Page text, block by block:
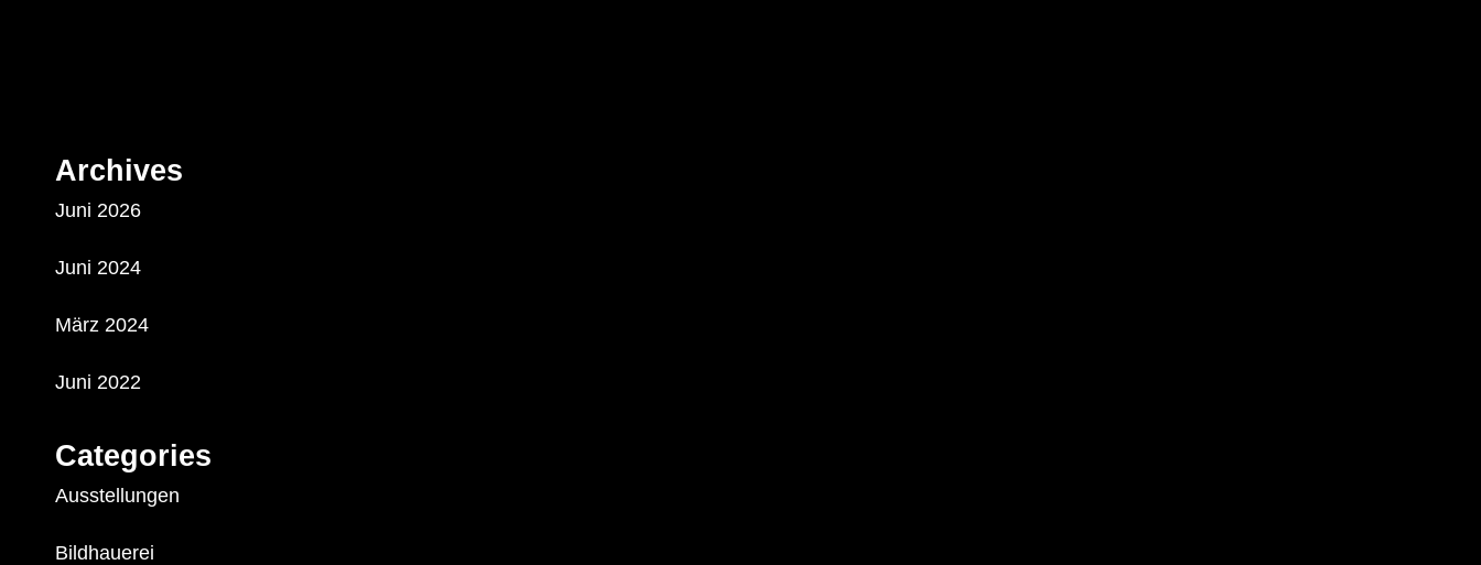
Archives
Juni 2026
Juni 2024
März 2024
Juni 2022
Categories
Ausstellungen
Bildhauerei